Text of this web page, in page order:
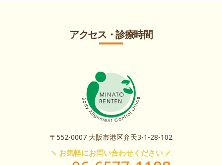
アクセス・診療時間
〒552-0007 大阪市港区弁天3-1-28-102
お気軽にお問い合わせください